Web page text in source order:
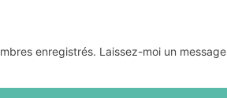
enregistrés. Laissez-moi un message